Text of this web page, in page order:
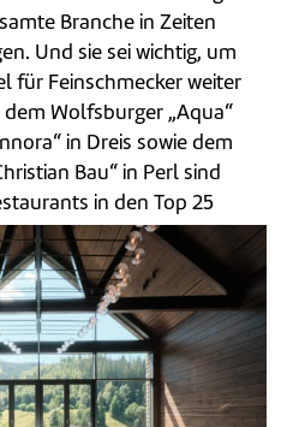
Branche in Zeiten
Und sie sei wichtig, um
für Feinschmecker weiter
Wolfsburger „Aqua“
in Dreis sowie dem
Bau“ in Perl sind
in den Top 25